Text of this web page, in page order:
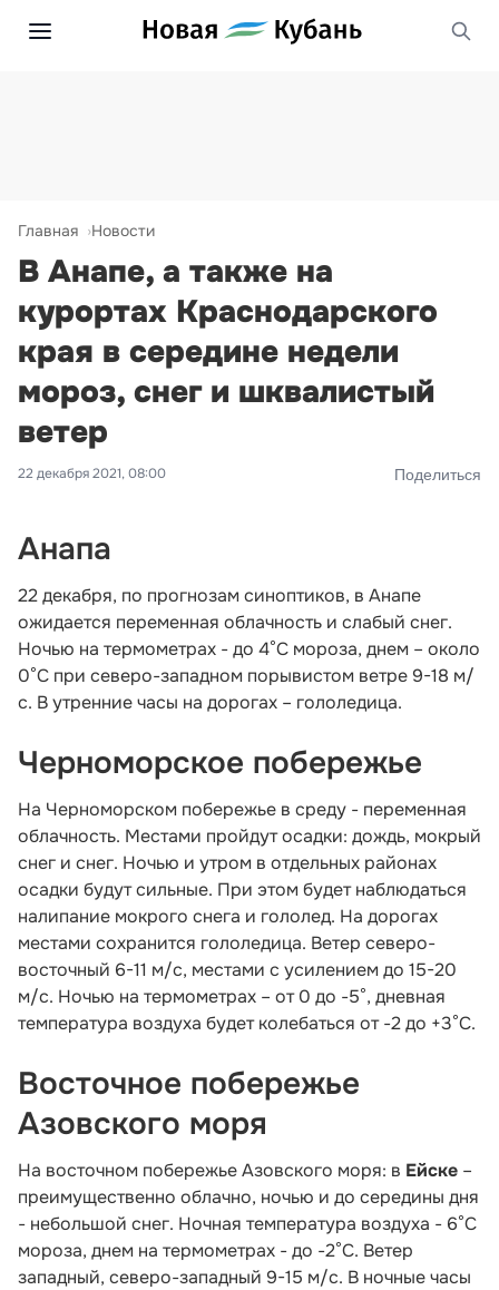
Главная Новости
В Анапе, а также на
курортах Краснодарского
края в середине недели
мороз, снег и шквалистый
ветер
22 декабря 2021, 08:00 Поделиться
Анапа
22 декабря, по прогнозам синоптиков, в Анапе
ожидается переменная облачность и слабый снег.
Ночью на термометрах - до 4°C мороза, днем – около
0°C при северо-западном порывистом ветре 9-18 м/
с. В утренние часы на дорогах – гололедица.
Черноморское побережье
На Черноморском побережье в среду - переменная
облачность. Местами пройдут осадки: дождь, мокрый
снег и снег. Ночью и утром в отдельных районах
осадки будут сильные. При этом будет наблюдаться
налипание мокрого снега и гололед. На дорогах
местами сохранится гололедица. Ветер северо-
восточный 6-11 м/с, местами с усилением до 15-20
м/с. Ночью на термометрах – от 0 до -5°, дневная
температура воздуха будет колебаться от -2 до +3°С.
Восточное побережье
Азовского моря
На восточном побережье Азовского моря: в Ейске –
преимущественно облачно, ночью и до середины дня
- небольшой снег. Ночная температура воздуха - 6°C
мороза, днем на термометрах - до -2°C. Ветер
западный, северо-западный 9-15 м/с. В ночные часы